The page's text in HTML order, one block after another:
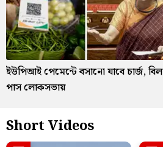
ইউপিআই পেমেন্টে বসানো যাবে চার্জ, বিল
পাস লোকসভায়
Short Videos